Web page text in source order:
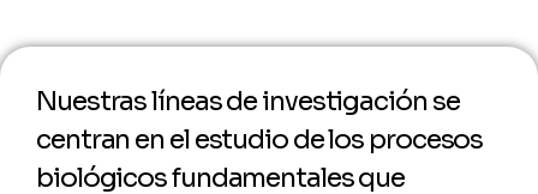
Nuestras líneas de investigación se
centran en el estudio de los procesos
biológicos fundamentales que